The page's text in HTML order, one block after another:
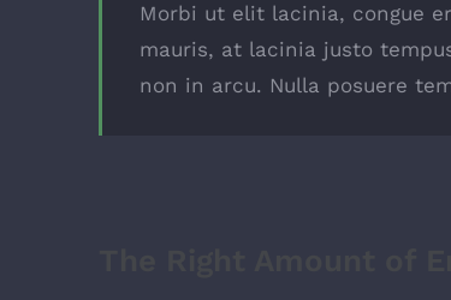
Morbi ut elit lacinia, congue
mauris, at lacinia justo
non in arcu. Nulla posuere